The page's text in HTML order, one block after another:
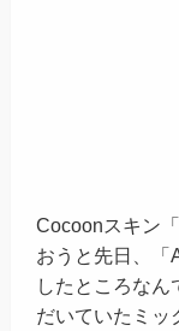
Cocoonスキン
おうと先日、「
したところなん
だいていたミッ